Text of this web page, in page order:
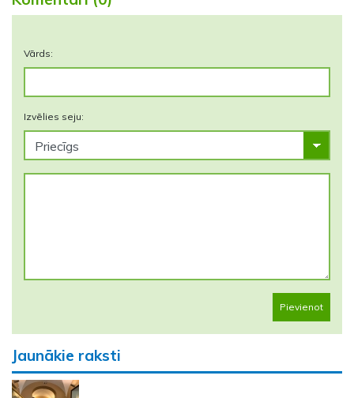
Vārds:
Izvēlies seju:
Pievienot
Jaunākie raksti